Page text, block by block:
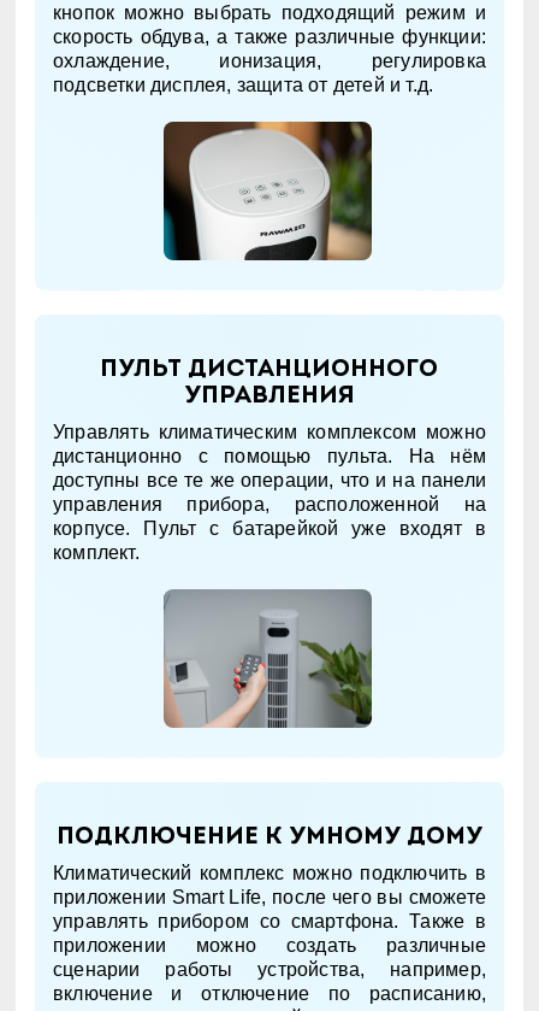
кнопок можно выбрать подходящий режим и
скорость обдува, а также различные функции:
охлаждение, ионизация, регулировка
подсветки дисплея, защита от детей и т.д.
Пульт дистанционного
управления
Управлять климатическим комплексом можно
дистанционно с помощью пульта. На нём
доступны все те же операции, что и на панели
управления прибора, расположенной на
корпусе. Пульт с батарейкой уже входят в
комплект.
Подключение к умному дому
Климатический комплекс можно подключить в
приложении Smart Life, после чего вы сможете
управлять прибором со смартфона. Также в
приложении можно создать различные
сценарии работы устройства, например,
включение и отключение по расписанию,